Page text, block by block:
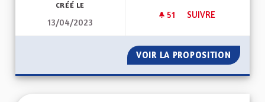
CRÉÉ LE
13/04/2023
51 51 ABONNÉS
SUIVRE
VOIR LA PROPOSITION TOUS